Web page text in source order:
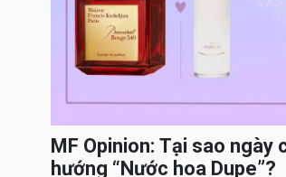
MF Opinion: Tại sao ngày
hướng “Nước hoa Dupe”?